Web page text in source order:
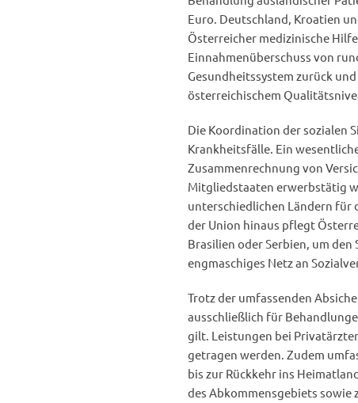
Euro. Deutschland, Kroatien
Österreicher medizinische
Einnahmenüberschuss von
Gesundheitssystem zurück
österreichischem
Die Koordination der sozialen
Krankheitsfälle. Ein
Zusammenrechnung von
Mitgliedstaaten erwerbstätig
unterschiedlichen Ländern für
der Union hinaus pflegt
Brasilien oder Serbien, um
engmaschiges Netz an
Trotz der umfassenden
ausschließlich für
gilt. Leistungen bei
getragen werden. Zudem
bis zur Rückkehr ins
des Abkommensgebiets